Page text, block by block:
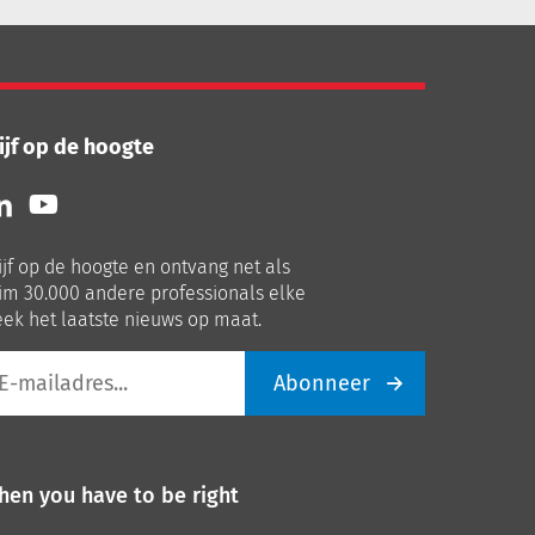
op de hoogte
Volg
ons
Youtube
op de hoogte en ontvang net als
30.000 andere professionals elke
het laatste nieuws op maat.
Abonneer
you have to be right